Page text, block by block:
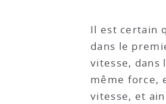
Il est certain
dans le
vitesse, dans
même force,
vitesse, et